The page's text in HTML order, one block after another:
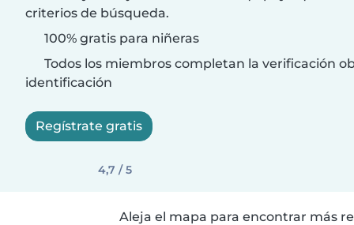
criterios de búsqueda.
100% gratis para niñeras
Todos los miembros completan la verificación
identificación
Regístrate gratis
4,7 / 5
Aleja el mapa para encontrar más